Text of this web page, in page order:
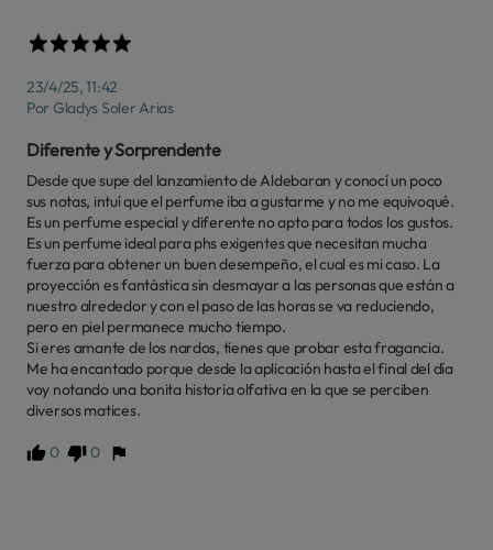
23/4/25, 11:42
Por Gladys Soler Arias
Diferente y Sorprendente
Desde que supe del lanzamiento de Aldebaran y conocí un poco
sus notas, intuí que el perfume iba a gustarme y no me equivoqué.
Es un perfume especial y diferente no apto para todos los gustos.
Es un perfume ideal para phs exigentes que necesitan mucha
fuerza para obtener un buen desempeño, el cual es mi caso. La
proyección es fantástica sin desmayar a las personas que están a
nuestro alrededor y con el paso de las horas se va reduciendo,
pero en piel permanece mucho tiempo.
Si eres amante de los nardos, tienes que probar esta fragancia.
Me ha encantado porque desde la aplicación hasta el final del día
voy notando una bonita historia olfativa en la que se perciben
diversos matices.
0 0